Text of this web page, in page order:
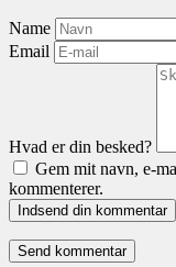
Name
Email
Hvad er din besked?
Gem mit navn, e-
kommenterer.
Indsend din kommentar